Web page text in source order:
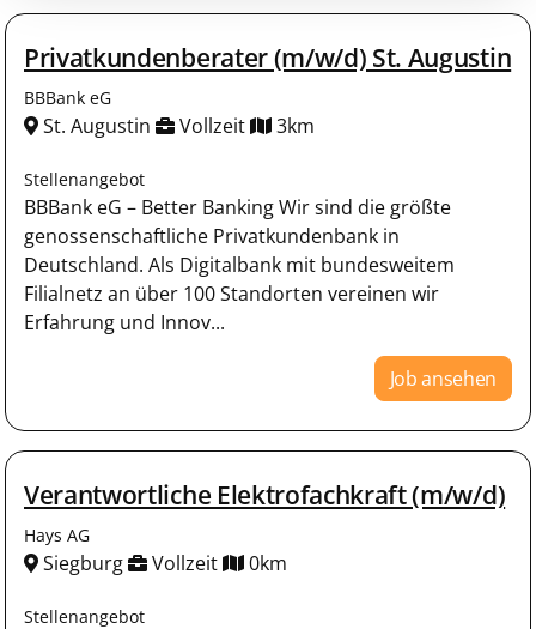
Privatkundenberater (m/w/d) St. Augustin
BBBank eG
St. Augustin Vollzeit 3km
Stellenangebot
BBBank eG – Better Banking Wir sind die größte
genossenschaftliche Privatkundenbank in
Deutschland. Als Digitalbank mit bundesweitem
Filialnetz an über 100 Standorten vereinen wir
Erfahrung und Innov...
Job ansehen
Verantwortliche Elektrofachkraft (m/w/d)
Hays AG
Siegburg Vollzeit 0km
Stellenangebot